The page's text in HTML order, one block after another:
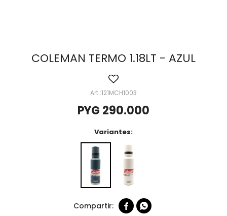
COLEMAN TERMO 1.18LT - AZUL
121MCH1003
PYG 290.000
Variantes:
 